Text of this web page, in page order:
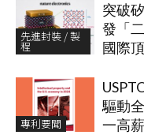
先進封裝 / 製
程
突破
發「
國際
專利要聞
驅動
一高